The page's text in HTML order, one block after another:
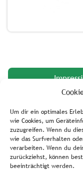
Um dir ein optimales
wie Cookies, um
zuzugreifen. Wenn du
wie das Surfverhalten
verarbeiten. Wenn du
zurückziehst, können
beeinträchtigt werden.